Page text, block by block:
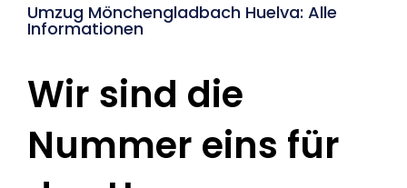
Umzug Mönchengladbach Huelva: Alle
Informationen
Wir sind die
Nummer eins für